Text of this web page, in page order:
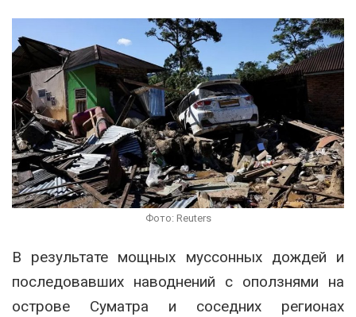
Фото: Reuters
В результате мощных муссонных дождей и
последовавших наводнений с оползнями на
острове Суматра и соседних регионах